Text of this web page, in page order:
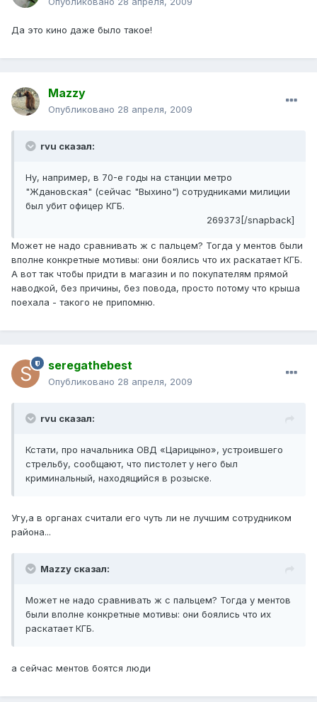
Да это кино даже было такое!
Mazzy
Опубликовано 28 апреля, 2009
rvu сказал:
Ну, например, в 70-е годы на станции метро
"Ждановская" (сейчас "Выхино") ​сотрудниками милиции
был убит офицер КГБ.
269373[/snapback]
Может не надо сравнивать ж с пальцем? Тогда у ментов были
вполне конкретные мотивы: они боялись что их раскатает КГБ.
А вот так чтобы придти в магазин и по покупателям прямой
наводкой, без причины, без повода, просто потому что крыша
поехала - такого не припомню.
seregathebest
Опубликовано 28 апреля, 2009
rvu сказал:
Кстати, про начальника ОВД «Царицыно», устроившего
стрельбу, сообщают, что пистолет у него был
криминальный, находящийся в розыске.
Угу,а в органах считали его чуть ли не лучшим сотрудником
района...
Mazzy сказал:
Может не надо сравнивать ж с пальцем? Тогда у ментов
были вполне конкретные мотивы: они боялись что их
раскатает КГБ.
а сейчас ментов боятся люди